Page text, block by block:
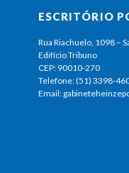
ESCRITÓRIO
Rua Riachuelo, 1098 –
Edifício Tribuno
CEP: 90010-270
Telefone: (51) 3398-
Email: